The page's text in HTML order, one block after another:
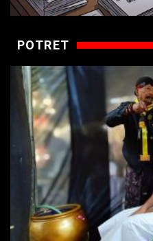
POTRET